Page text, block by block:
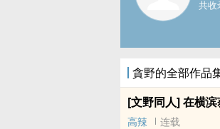
共收
貪野的全部作品
[文野同人] 在横
高辣
连载